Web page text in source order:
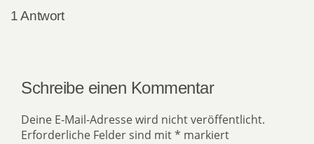
1 Antwort
Schreibe einen Kommentar
Deine E-Mail-Adresse wird nicht veröffentlicht.
Erforderliche Felder sind mit* markiert